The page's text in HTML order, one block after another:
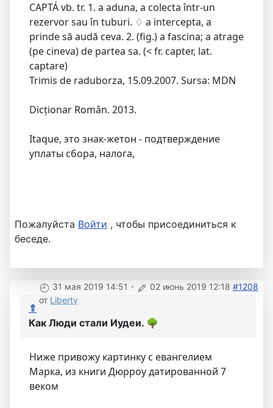
CAPTÁ vb. tr. 1. a aduna, a colecta într-un
rezervor sau în tuburi. ♢ a intercepta, a
prinde să audă ceva. 2. (fig.) a fascina; a atrage
(pe cineva) de partea sa. (< fr. capter, lat.
captare)
Trimis de raduborza, 15.09.2007. Sursa: MDN
Dicționar Român. 2013.
Itaque, это знак-жетон - подтверждение
уплаты сбора, налога,
Пожалуйста Войти , чтобы присоединиться к
беседе.
31 мая 2019 14:51 - 02 июнь 2019 12:18 #1208
от Liberty
⇑
Как Люди стали Иудеи. 🌳
Ниже привожу картинку с евангелием
Марка, из книги Дюрроу датированной 7
веком